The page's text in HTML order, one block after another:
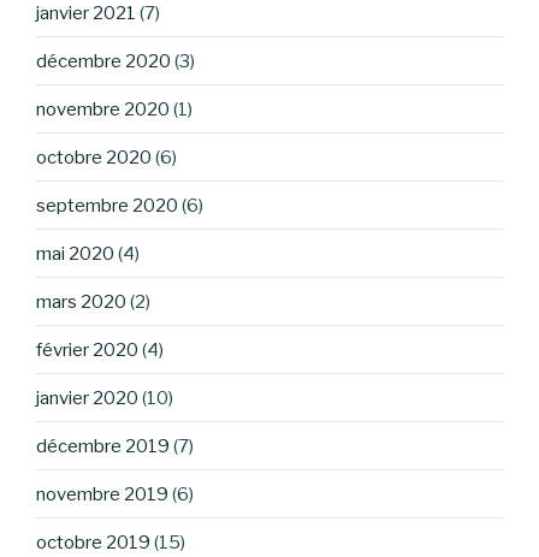
janvier 2021 (7)
décembre 2020 (3)
novembre 2020 (1)
octobre 2020 (6)
septembre 2020 (6)
mai 2020 (4)
mars 2020 (2)
février 2020 (4)
janvier 2020 (10)
décembre 2019 (7)
novembre 2019 (6)
octobre 2019 (15)